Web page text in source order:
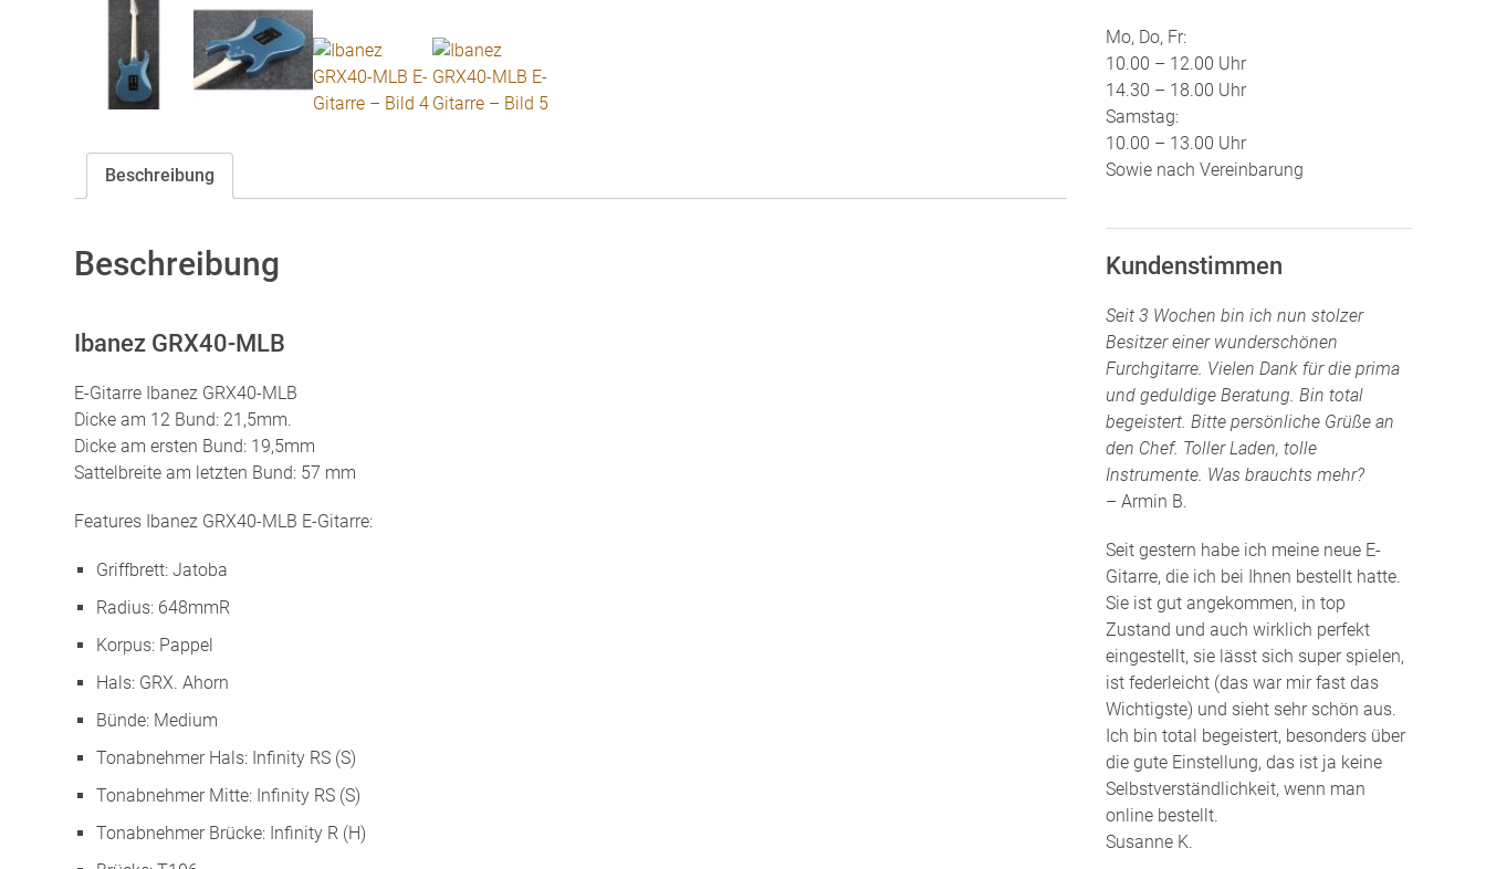
Beschreibung
Beschreibung
Ibanez GRX40-MLB
E-Gitarre Ibanez GRX40-MLB
Dicke am 12 Bund: 21,5mm.
Dicke am ersten Bund: 19,5mm
Sattelbreite am letzten Bund: 57 mm
Features Ibanez GRX40-MLB E-Gitarre:
Griffbrett: Jatoba
Radius: 648mmR
Korpus: Pappel
Hals: GRX. Ahorn
Bünde: Medium
Tonabnehmer Hals: Infinity RS (S)
Tonabnehmer Mitte: Infinity RS (S)
Tonabnehmer Brücke: Infinity R (H)
Mo, Do, Fr:
10.00 – 12.00 Uhr
14.30 – 18.00 Uhr
Samstag:
10.00 – 13.00 Uhr
Sowie nach Vereinbarung
Kundenstimmen
Seit 3 Wochen bin ich nun stolzer
Besitzer einer wunderschönen
Furchgitarre. Vielen Dank für die prima
und geduldige Beratung. Bin total
begeistert. Bitte persönliche Grüße an
den Chef. Toller Laden, tolle
Instrumente. Was brauchts mehr?
– Armin B.
Seit gestern habe ich meine neue E-
Gitarre, die ich bei Ihnen bestellt hatte.
Sie ist gut angekommen, in top
Zustand und auch wirklich perfekt
eingestellt, sie lässt sich super spielen,
ist federleicht (das war mir fast das
Wichtigste) und sieht sehr schön aus.
Ich bin total begeistert, besonders über
die gute Einstellung, das ist ja keine
Selbstverständlichkeit, wenn man
online bestellt.
Susanne K.